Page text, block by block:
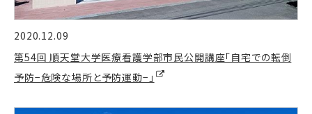
2020.12.09
第54回 順天堂大学医療看護学部市民公開講座「自宅での転倒
予防−危険な場所と予防運動−」